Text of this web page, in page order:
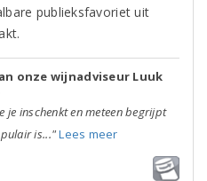
publieksfavoriet uit
onze wijnadviseur Luuk
je inschenkt en meteen begrijpt
is..."Lees meer